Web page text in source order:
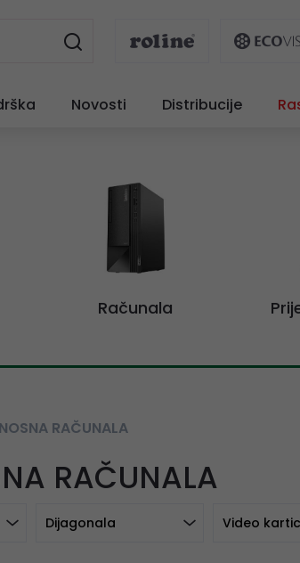
Novosti Distribucije
Računala
RAČUNALA
RAČUNALA
Dijagonala Video